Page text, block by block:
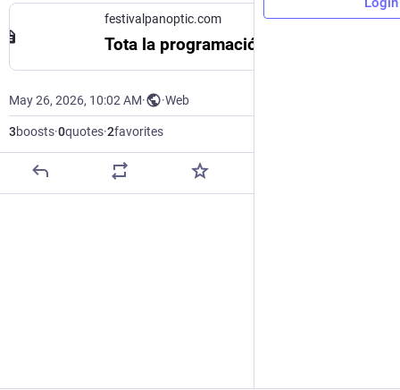
festivalpanoptic.com
May 26, 2026, 10:02 AM· ·Web
3boosts·0quotes·2favorites